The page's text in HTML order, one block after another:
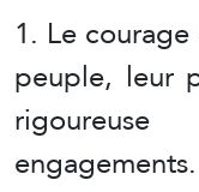
1. Le
peuple, leur
engagements.